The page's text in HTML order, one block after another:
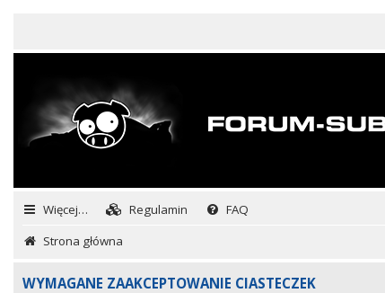
Więcej… Regulamin FAQ
Strona główna
WYMAGANE ZAAKCEPTOWANIE CIASTECZEK